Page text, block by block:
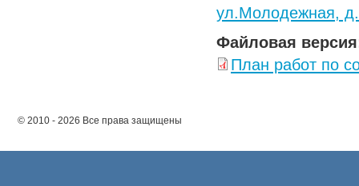
ул.Молодежная,
Файловая
План работ по
© 2010 - 2026 Все права защищены